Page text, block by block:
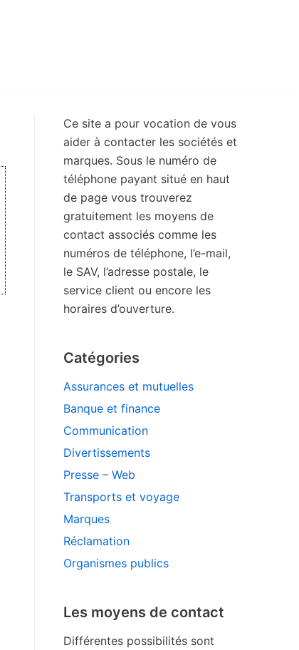
Ce site a pour vocation de vous
aider à contacter les sociétés et
marques. Sous le numéro de
téléphone payant situé en haut
de page vous trouverez
gratuitement les moyens de
contact associés comme les
numéros de téléphone, l’e-mail,
le SAV, l’adresse postale, le
service client ou encore les
horaires d’ouverture.
Catégories
Assurances et mutuelles
Banque et finance
Communication
Divertissements
Presse – Web
Transports et voyage
Marques
Réclamation
Organismes publics
Les moyens de contact
Différentes possibilités sont